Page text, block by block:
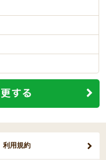
利用規約